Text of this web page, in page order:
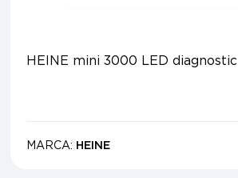
HEINE mini 3000 LED diagnostic
MARCA: HEINE